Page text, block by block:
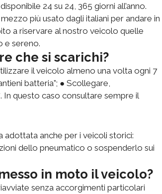
24 su 24, 365 giorni all’anno.
più usato dagli italiani per andare in
a riservare al nostro veicolo quelle
e sereno.
che si scarichi?
il veicolo almeno una volta ogni 7
batteria”; ● Scollegare,
questo caso consultare sempre il
adottata anche per i veicoli storici:
dello pneumatico o sospenderlo sui
in moto il veicolo?
senza accorgimenti particolari